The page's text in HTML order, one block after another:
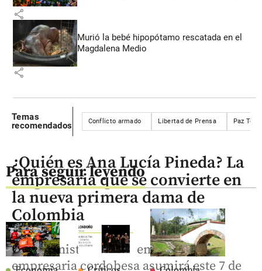
share
Murió la bebé hipopótamo rescatada en el
Magdalena Medio
share
Temas
recomendados
Conflicto armado Libertad de Prensa Paz Total
Para seguir leyendo
¿Quién es Ana Lucía Pineda? La
empresaria que se convierte en
la nueva primera dama de
Colombia
La administradora de empresas y
empresaria cordobesa asumirá este 7 de